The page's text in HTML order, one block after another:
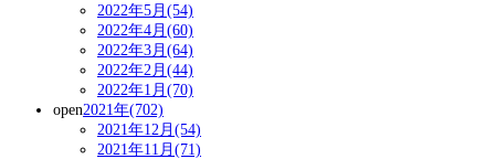
2022年5月(54)
2022年4月(60)
2022年3月(64)
2022年2月(44)
2022年1月(70)
open2021年(702)
2021年12月(54)
2021年11月(71)